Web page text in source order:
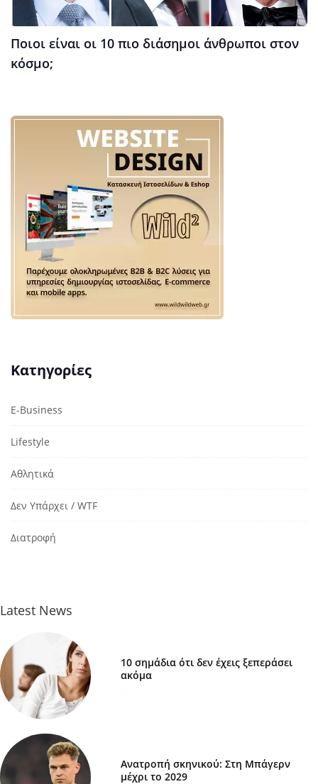
Ποιοι είναι οι 10 πιο διάσημοι άνθρωποι στον
κόσμο;
Κατηγορίες
E-Business
Lifestyle
Αθλητικά
Δεν Υπάρχει / WTF
Διατροφή
Latest News
10 σημάδια ότι δεν έχεις ξεπεράσει
ακόμα
Ανατροπή σκηνικού: Στη Μπάγερν
μέχρι το 2029